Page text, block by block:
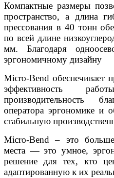
Компактные размеры
пространство, а длина
прессования в 40 тонн
по всей длине
мм. Благодаря
эргономичному дизайну
Micro-Bend обеспечивает
эффективность
производительность
оператора эргономике и
стабильную
Micro-Bend – это
места — это умное,
решение для тех, кто
адаптированную к их